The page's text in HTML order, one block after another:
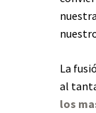
La
al
los